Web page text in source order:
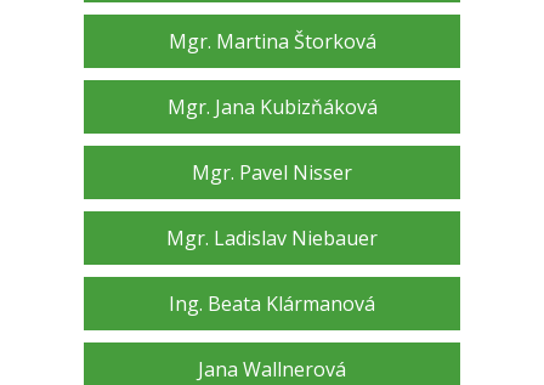
Mgr. Martina Štorková
Mgr. Jana Kubizňáková
Mgr. Pavel Nisser
Mgr. Ladislav Niebauer
Ing. Beata Klármanová
Jana Wallnerová